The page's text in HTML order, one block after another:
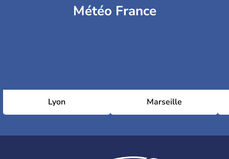
Météo France
Lyon Marseille